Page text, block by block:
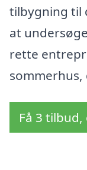
tilbygning til
at
rette
Få 3